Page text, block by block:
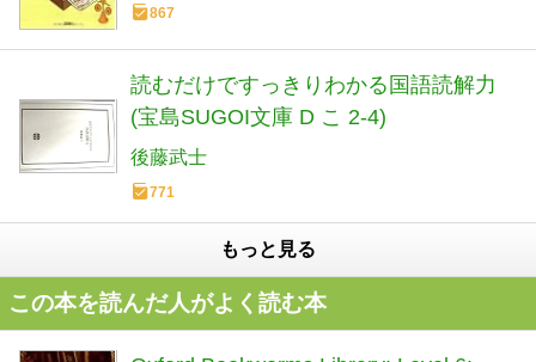
867
読むだけですっきりわかる国語読解力
(宝島SUGOI文庫 D こ 2-4)
後藤武士
771
もっと見る
この本を読んだ人がよく読む本